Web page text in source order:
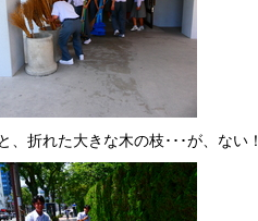
、折れた大きな木の枝･･･が、ない！